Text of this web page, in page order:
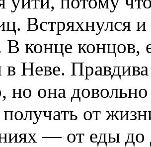
Встряхнулся
В конце концов,
в Неве.
но она
от
— от еды до